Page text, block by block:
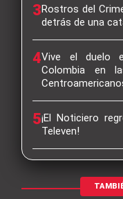
3Rostros del
detrás de una
4Vive el duelo
Colombia en
5¡El Noticiero
Televen!